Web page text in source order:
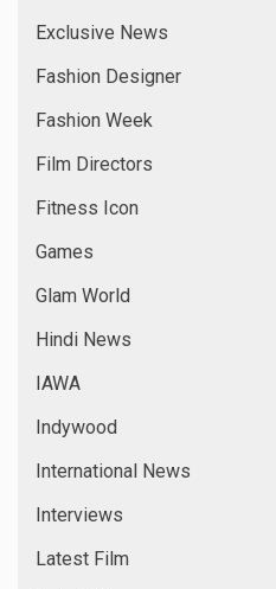
Exclusive News
Fashion Designer
Fashion Week
Film Directors
Fitness Icon
Games
Glam World
Hindi News
IAWA
Indywood
International News
Interviews
Latest Film